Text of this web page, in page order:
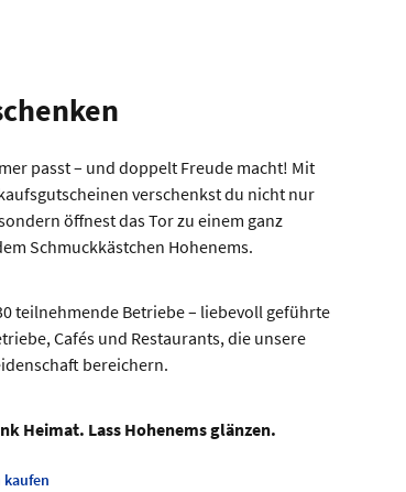
passt – und doppelt Freude macht! Mit
verschenkst du nicht nur
öffnest das Tor zu einem ganz
Schmuckkästchen Hohenems.
teilnehmende Betriebe – liebevoll geführte
Cafés und Restaurants, die unsere
bereichern.
Heimat. Lass Hohenems glänzen.